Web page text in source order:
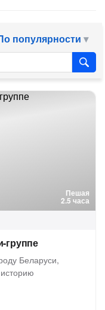
популярности
Пешая
2.5 часа
группе
Беларуси,